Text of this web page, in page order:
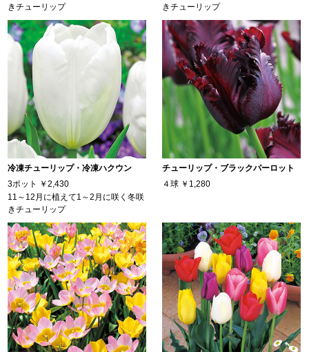
きチューリップ
きチューリップ
冷凍チューリップ・冷凍ハクウン
3ポット
￥2,430
11～12月に植えて1～2月に咲く冬咲
きチューリップ
チューリップ・ブラックパーロット
４球 ￥1,280